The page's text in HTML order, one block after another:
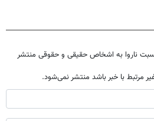
ناروا به اشخاص حقیقی و حقوقی منتشر
مرتبط با خبر باشد منتشر نمی‌شود.